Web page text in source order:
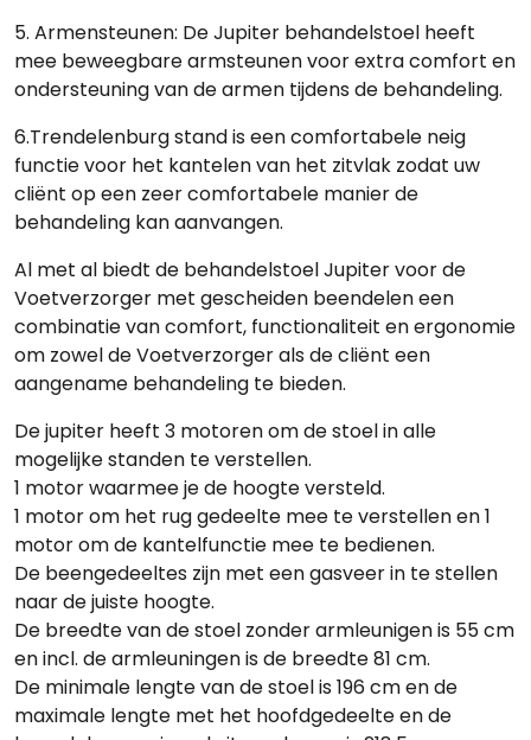
5. Armensteunen: De Jupiter behandelstoel heeft
mee beweegbare armsteunen voor extra comfort en
ondersteuning van de armen tijdens de behandeling.
6.Trendelenburg stand is een comfortabele neig
functie voor het kantelen van het zitvlak zodat uw
cliënt op een zeer comfortabele manier de
behandeling kan aanvangen.
Al met al biedt de behandelstoel Jupiter voor de
Voetverzorger met gescheiden beendelen een
combinatie van comfort, functionaliteit en ergonomie
om zowel de Voetverzorger als de cliënt een
aangename behandeling te bieden.
De jupiter heeft 3 motoren om de stoel in alle
mogelijke standen te verstellen.
1 motor waarmee je de hoogte versteld.
1 motor om het rug gedeelte mee te verstellen en 1
motor om de kantelfunctie mee te bedienen.
De beengedeeltes zijn met een gasveer in te stellen
naar de juiste hoogte.
De breedte van de stoel zonder armleunigen is 55 cm
en incl. de armleuningen is de breedte 81 cm.
De minimale lengte van de stoel is 196 cm en de
maximale lengte met het hoofdgedeelte en de